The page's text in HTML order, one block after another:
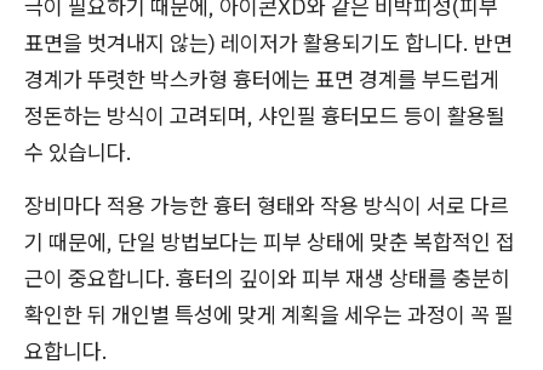
극이 필요하기 때문에, 아이콘XD와 같은 비박피성(피부
표면을 벗겨내지 않는) 레이저가 활용되기도 합니다. 반면
경계가 뚜렷한 박스카형 흉터에는 표면 경계를 부드럽게
정돈하는 방식이 고려되며, 샤인필 흉터모드 등이 활용될
수 있습니다.
장비마다 적용 가능한 흉터 형태와 작용 방식이 서로 다르
기 때문에, 단일 방법보다는 피부 상태에 맞춘 복합적인 접
근이 중요합니다. 흉터의 깊이와 피부 재생 상태를 충분히
확인한 뒤 개인별 특성에 맞게 계획을 세우는 과정이 꼭 필
요합니다.